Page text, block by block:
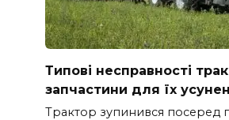
Типові несправності
запчастини для їх
Трактор зупинився посеред